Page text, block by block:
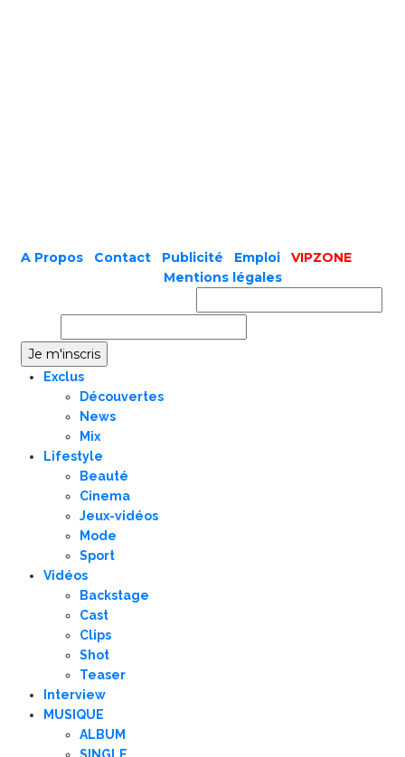
A Propos Contact Publicité Emploi
VIPZONE
Mentions légales
Exclus
Découvertes
News
Mix
Lifestyle
Beauté
Cinema
Jeux-vidéos
Mode
Sport
Vidéos
Backstage
Cast
Clips
Shot
Teaser
Interview
MUSIQUE
ALBUM